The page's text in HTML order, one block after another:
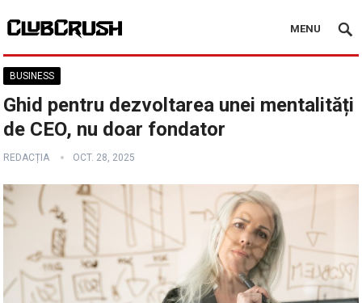
MENU
BUSINESS
Ghid pentru dezvoltarea unei mentalități
de CEO, nu doar fondator
REDACȚIA OCT. 28, 2025